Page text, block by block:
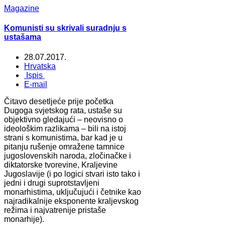
Magazine
Komunisti su skrivali suradnju s
ustašama
28.07.2017.
Hrvatska
Ispis
E-mail
Čitavo desetljeće prije početka
Dugoga svjetskog rata, ustaše su
objektivno gledajući – neovisno o
ideološkim razlikama – bili na istoj
strani s komunistima, bar kad je u
pitanju rušenje omražene tamnice
jugoslovenskih naroda, zločinačke i
diktatorske tvorevine, Kraljevine
Jugoslavije (i po logici stvari isto tako i
jedni i drugi suprotstavljeni
monarhistima, uključujući i četnike kao
najradikalnije eksponente kraljevskog
režima i najvatrenije pristaše
monarhije).